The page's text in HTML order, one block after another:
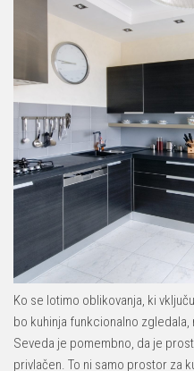
Ko se lotimo oblikovanja, ki
bo kuhinja funkcionalno
Seveda je pomembno, da je
privlačen. To ni samo prostor za